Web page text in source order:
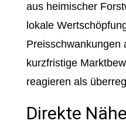
aus heimischer
lokale
Preisschwankungen
kurzfristige
reagieren als
Direkte